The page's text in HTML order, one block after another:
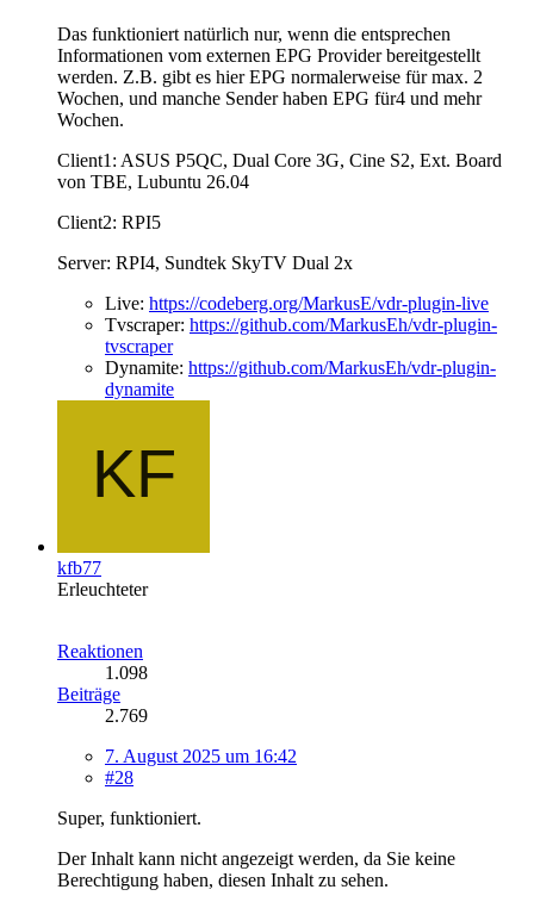
Das funktioniert natürlich nur, wenn die entsprechen
Informationen vom externen EPG Provider bereitgestellt
werden. Z.B. gibt es hier EPG normalerweise für max. 2
Wochen, und manche Sender haben EPG für4 und mehr
Wochen.
Client1: ASUS P5QC, Dual Core 3G, Cine S2, Ext. Board
von TBE, Lubuntu 26.04
Client2: RPI5
Server: RPI4, Sundtek SkyTV Dual 2x
Live: https://codeberg.org/MarkusE/vdr-plugin-live
Tvscraper: https://github.com/MarkusEh/vdr-plugin-
tvscraper
Dynamite: https://github.com/MarkusEh/vdr-plugin-
dynamite
kfb77
Erleuchteter
Reaktionen
1.098
Beiträge
2.769
7. August 2025 um 16:42
#28
Super, funktioniert.
Der Inhalt kann nicht angezeigt werden, da Sie keine
Berechtigung haben, diesen Inhalt zu sehen.